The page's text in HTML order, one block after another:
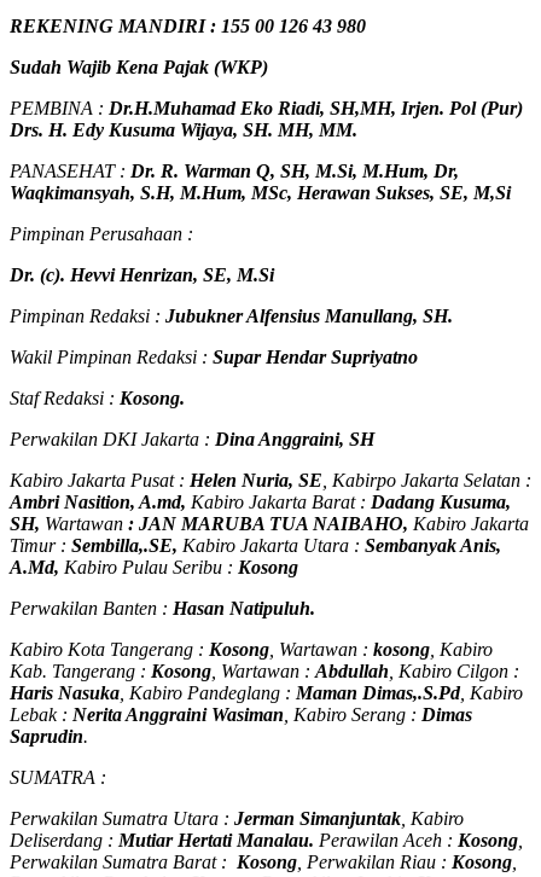
REKENING MANDIRI : 155 00 126 43 980
Sudah Wajib Kena Pajak (WKP)
PEMBINA : Dr.H.Muhamad Eko Riadi, SH,MH, Irjen. Pol (Pur)
Drs. H. Edy Kusuma Wijaya, SH. MH, MM.
PANASEHAT : Dr. R. Warman Q, SH, M.Si, M.Hum, Dr,
Waqkimansyah, S.H, M.Hum, MSc, Herawan Sukses, SE, M,Si
Pimpinan Perusahaan :
Dr. (c). Hevvi Henrizan, SE, M.Si
Pimpinan Redaksi : Jubukner Alfensius Manullang, SH.
Wakil Pimpinan Redaksi : Supar Hendar Supriyatno
Staf Redaksi : Kosong.
Perwakilan DKI Jakarta : Dina Anggraini, SH
Kabiro Jakarta Pusat : Helen Nuria, SE , Kabirpo Jakarta Selatan :
Ambri Nasition, A.md, Kabiro Jakarta Barat : Dadang Kusuma,
SH, Wartawan : JAN MARUBA TUA NAIBAHO, Kabiro Jakarta
Timur : Sembilla,.SE, Kabiro Jakarta Utara : Sembanyak Anis,
A.Md, Kabiro Pulau Seribu : Kosong
Perwakilan Banten : Hasan Natipuluh.
Kabiro Kota Tangerang : Kosong , Wartawan : kosong , Kabiro
Kab. Tangerang : Kosong , Wartawan : Abdullah , Kabiro Cilgon :
Haris Nasuka , Kabiro Pandeglang : Maman Dimas,.S.Pd, Kabiro
Lebak : Nerita Anggraini Wasiman , Kabiro Serang : Dimas
Saprudin.
SUMATRA :
Perwakilan Sumatra Utara : Jerman Simanjuntak , Kabiro
Deliserdang : Mutiar Hertati Manalau. Perawilan Aceh : Kosong
Perwakilan Sumatra Barat : Kosong , Perwakilan Riau : Kosong